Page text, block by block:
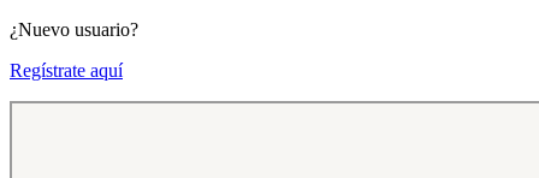
¿Nuevo usuario?
Regístrate aquí